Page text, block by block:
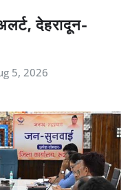
देहरादून-
5, 2026